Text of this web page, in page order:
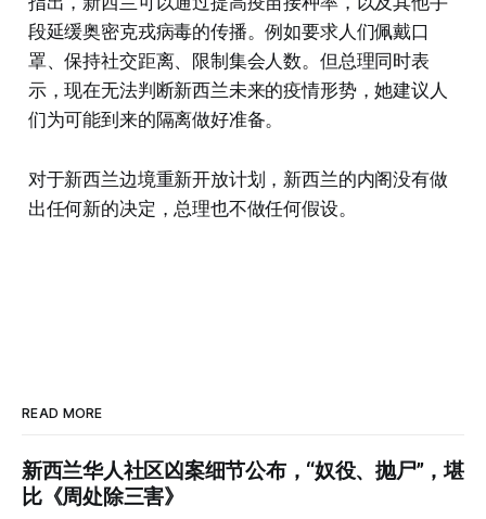
段延缓奥密克戎病毒的传播。例如要求人们佩戴口
罩、保持社交距离、限制集会人数。但总理同时表
示，现在无法判断新西兰未来的疫情形势，她建议人
们为可能到来的隔离做好准备。
对于新西兰边境重新开放计划，新西兰的内阁没有做
出任何新的决定，总理也不做任何假设。
READ MORE
新西兰华人社区凶案细节公布，“奴役、抛尸”，堪
比《周处除三害》